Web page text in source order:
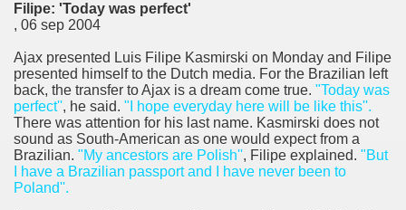
Filipe: 'Today was perfect'
, 06 sep 2004
Ajax presented Luis Filipe Kasmirski on Monday and Filipe
presented himself to the Dutch media. For the Brazilian left
back, the transfer to Ajax is a dream come true. "Today was
perfect'', he said. "I hope everyday here will be like this''.
There was attention for his last name. Kasmirski does not
sound as South-American as one would expect from a
Brazilian. "My ancestors are Polish'', Filipe explained. "But
I have a Brazilian passport and I have never been to
Poland''.